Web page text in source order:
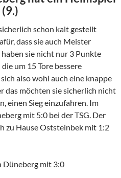
schon kalt gestellt
dass sie auch Meister
sie nicht nur 3 Punkte
um 15 Tore bessere
also wohl auch eine knappe
das möchten sie sicherlich nicht
einen Sieg einzufahren. Im
mit 5:0 bei der TSG. Der
zu Hause Oststeinbek mit 1:2
Düneberg mit 3:0